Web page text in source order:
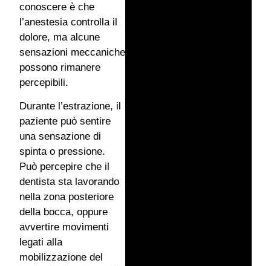
conoscere è che
l’anestesia controlla il
dolore, ma alcune
sensazioni meccaniche
possono rimanere
percepibili.
Durante l’estrazione, il
paziente può sentire
una sensazione di
spinta o pressione.
Può percepire che il
dentista sta lavorando
nella zona posteriore
della bocca, oppure
avvertire movimenti
legati alla
mobilizzazione del